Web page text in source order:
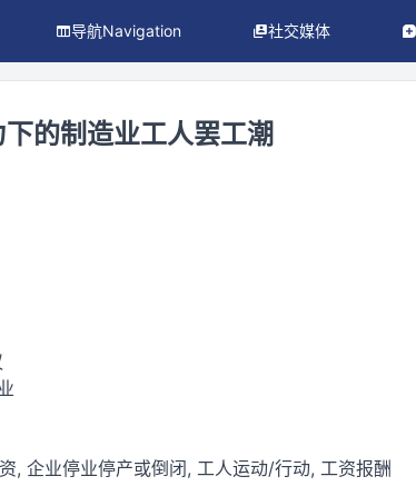
导航Navigation 社交媒体
的制造业工人罢工潮
, 企业停业停产或倒闭, 工人运动/行动, 工资报酬